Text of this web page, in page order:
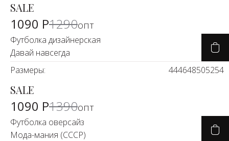
-14%
SALE
1090 Р1290опт
Футболка дизайнерская
Давай навсегда
Размеры:
444648505254
-21%
SALE
1090 Р1390опт
Футболка оверсайз
Мода-мания (СССР)